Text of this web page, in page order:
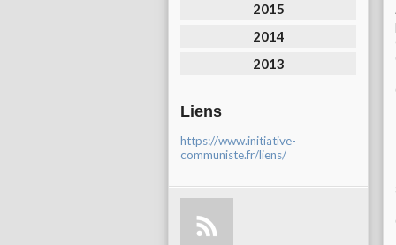
2015
2014
2013
Liens
https://www.initiative-
communiste.fr/liens/